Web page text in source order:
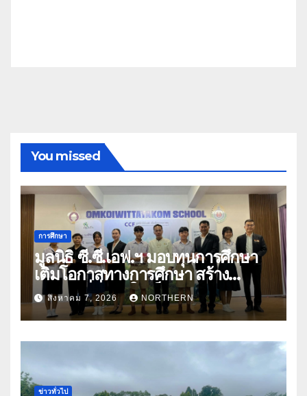
You missed
การศึกษา
มูลนิธิ ซี.ซี.เอฟ.ฯ มอบทุนการศึกษา
เติมโอกาสทางการศึกษา สร้าง
อนาคตที่มั่นคงให้เด็กและเยาวชน
ด้อยโอกาส
สิงหาคม 7, 2026 NORTHERN
ข่าวทั่วไป